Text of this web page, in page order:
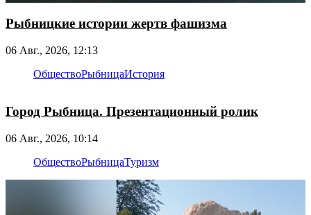
Рыбницкие истории жертв фашизма
06 Авг., 2026, 12:13
ОбществоРыбницаИстория
Город Рыбница. Презентационный ролик
06 Авг., 2026, 10:14
ОбществоРыбницаТуризм